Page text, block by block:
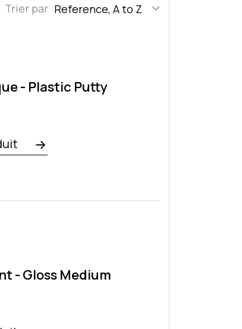
Trier par Reference, A to Z
- Plastic Putty
- Gloss Medium